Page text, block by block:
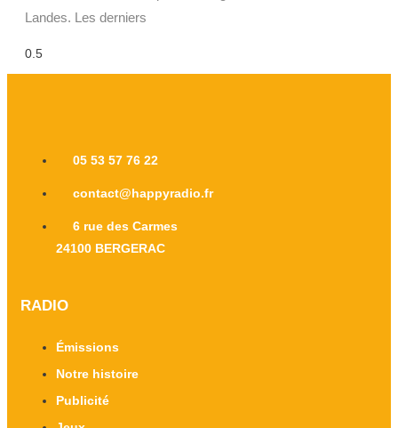
Landes. Les derniers
05 53 57 76 22
contact@happyradio.fr
6 rue des Carmes
24100 BERGERAC
RADIO
Émissions
Notre histoire
Publicité